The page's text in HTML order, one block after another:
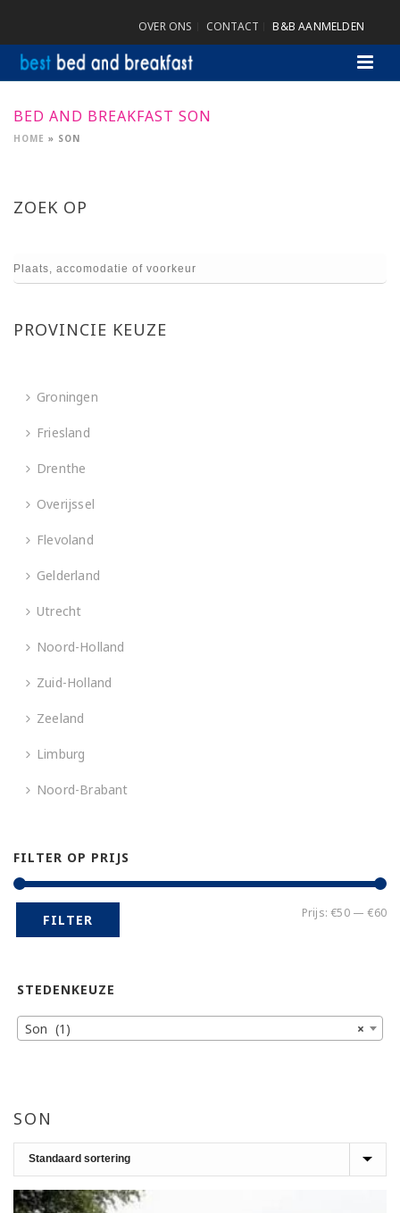
OVER ONS CONTACT B&B AANMELDEN
BED AND BREAKFAST SON
HOME » SON
SON
ZOEK OP
PROVINCIE KEUZE
Groningen
Friesland
Drenthe
Overijssel
Flevoland
Gelderland
Utrecht
Noord-Holland
Zuid-Holland
Zeeland
Limburg
Noord-Brabant
FILTER OP PRIJS
FILTER Prijs:€50—€60
STEDENKEUZE
×
Son (1)